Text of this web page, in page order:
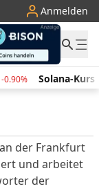
Anmelden
-0.90% Solana-Kurs
der Frankfurt
und arbeitet
der